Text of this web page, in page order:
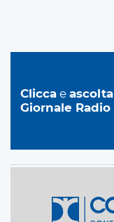
Clicca e ascolta
Giornale Radio